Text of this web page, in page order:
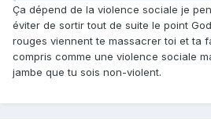
Ça dépend de la violence sociale je
éviter de sortir tout de suite le point
rouges viennent te massacrer toi et ta
compris comme une violence sociale
jambe que tu sois non-violent.